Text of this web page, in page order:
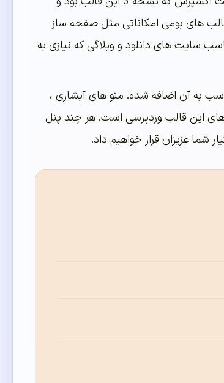
های بومی امکاناتی مثل صفحه ساز
سایت های دانلود و وبلاگی که نیازی به
به آن اضافه شده. منو های آبشاری ،
های این قالب وردپرسی است. هر چند پنل
عزیزان قرار خواهیم داد.